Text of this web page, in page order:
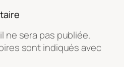
ne sera pas publiée.
sont indiqués avec